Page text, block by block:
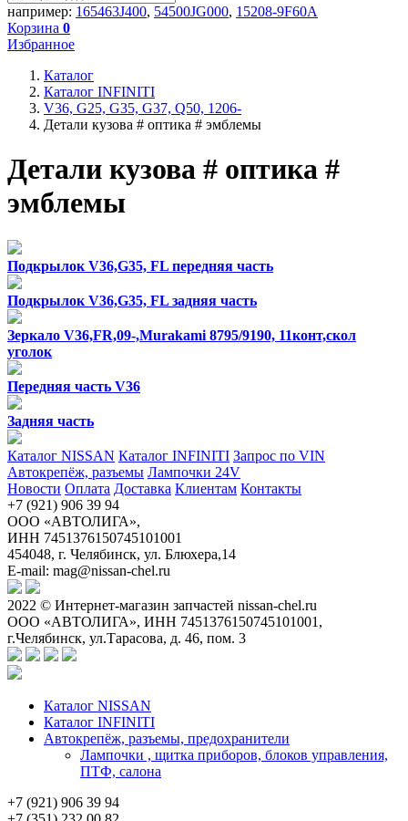
например: 165463J400, 54500JG000, 15208-9F60A
Корзина 0
Избранное
Каталог
Каталог INFINITI
V36, G25, G35, G37, Q50, 1206-
Детали кузова # оптика # эмблемы
Детали кузова # оптика #
эмблемы
Подкрылок V36,G35, FL передняя часть
Подкрылок V36,G35, FL задняя часть
Зеркало V36,FR,09-,Murakami 8795/9190, 11конт,скол
уголок
Передняя часть V36
Задняя часть
Каталог NISSAN Каталог INFINITI Запрос по VIN
Автокрепёж, разъемы Лампочки 24V
Новости Оплата Доставка Клиентам Контакты
+7 (921) 906 39 94
ООО «АВТОЛИГА»,
ИНН 7451376150745101001
454048, г. Челябинск, ул. Блюхера,14
E-mail: mag@nissan-chel.ru
2022 © Интернет-магазин запчастей nissan-chel.ru
ООО «АВТОЛИГА», ИНН 7451376150745101001,
г.Челябинск, ул.Тарасова, д. 46, пом. 3
Каталог NISSAN
Каталог INFINITI
Автокрепёж, разъемы, предохранители
Лампочки , щитка приборов, блоков управления,
ПТФ, салона
+7 (921) 906 39 94